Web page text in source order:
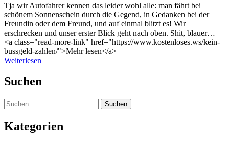
Tja wir Autofahrer kennen das leider wohl alle: man fährt bei
schönem Sonnenschein durch die Gegend, in Gedanken bei der
Freundin oder dem Freund, und auf einmal blitzt es! Wir
erschrecken und unser erster Blick geht nach oben. Shit, blauer…
<a class="read-more-link" href="https://www.kostenloses.ws/kein-
bussgeld-zahlen/">Mehr lesen</a>
Weiterlesen
Suchen
Suchen
nach:
Kategorien